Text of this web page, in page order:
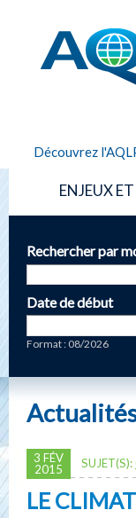
Découvrez
ENJEUX
Rechercher par
Date de début
Format : 08/2026
3 FÉV
2015
SUJET(S):
LE